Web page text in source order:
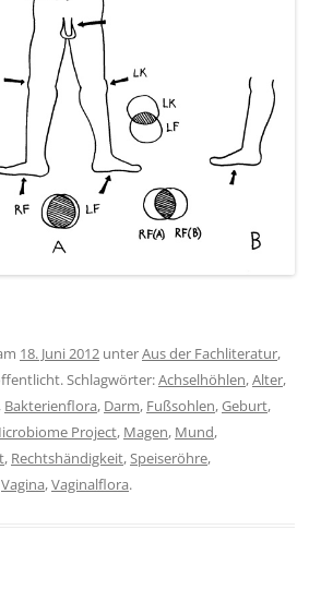
18. Juni 2012 unterAus der Fachliteratur,
Schlagwörter:Achselhöhlen,Alter,
, Bakterienflora, Darm, Fußsohlen,Geburt,
Project, Magen, Mund,
, Rechtshändigkeit,Speiseröhre,
Vagina,Vaginalflora.